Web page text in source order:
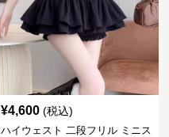
¥4,600 (税込)
ハイウェスト 二段フリル ミニス